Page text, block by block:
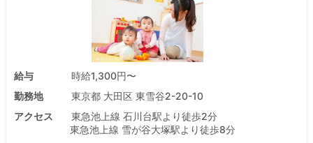
給与
時給1,300円〜
勤務地
東京都 大田区 東雪谷2-20-10
アクセス
東急池上線 石川台駅より徒歩2分
東急池上線 雪が谷大塚駅より徒歩8分